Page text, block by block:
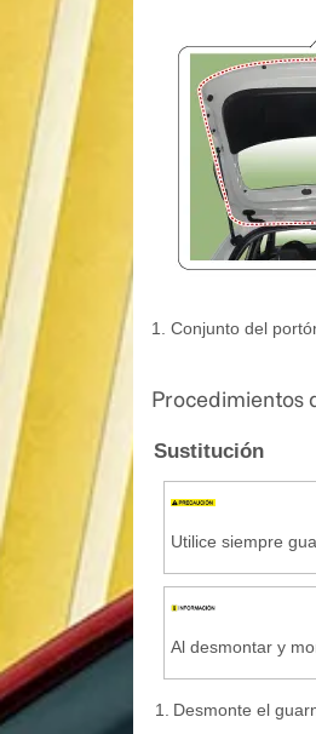
1. Conjunto del
Procedimientos
Sustitución
Utilice siempre
Al desmontar y
1.
Desmonte el